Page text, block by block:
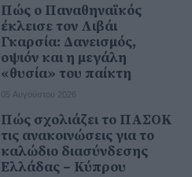
Πώς ο Παναθηναϊκός
έκλεισε τον Λιβάι
Γκαρσία: Δανεισμός,
οψιόν και η μεγάλη
«θυσία» του παίκτη
05 Αυγούστου 2026
Πώς σχολιάζει το ΠΑΣΟΚ
τις ανακοινώσεις για το
καλώδιο διασύνδεσης
Ελλάδας – Κύπρου